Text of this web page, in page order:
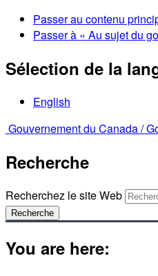
Passer au contenu
Passer à « Au sujet du
Sélection de la
English
Gouvernement du Canada /
Recherche
Recherchez le site Web
Recherche
You are here: